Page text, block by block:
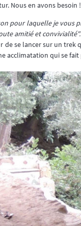
Nous en avons besoin !
pour laquelle je
amitié et convivialité".
de se lancer sur un trek
acclimatation qui se